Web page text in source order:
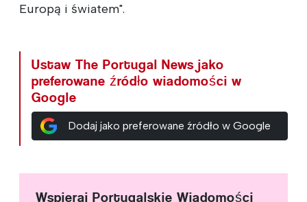
Europą i światem".
Ustaw The Portugal News jako
preferowane źródło wiadomości w
Google
Dodaj jako preferowane źródło w Google
Wspieraj Portugalskie Wiadomości